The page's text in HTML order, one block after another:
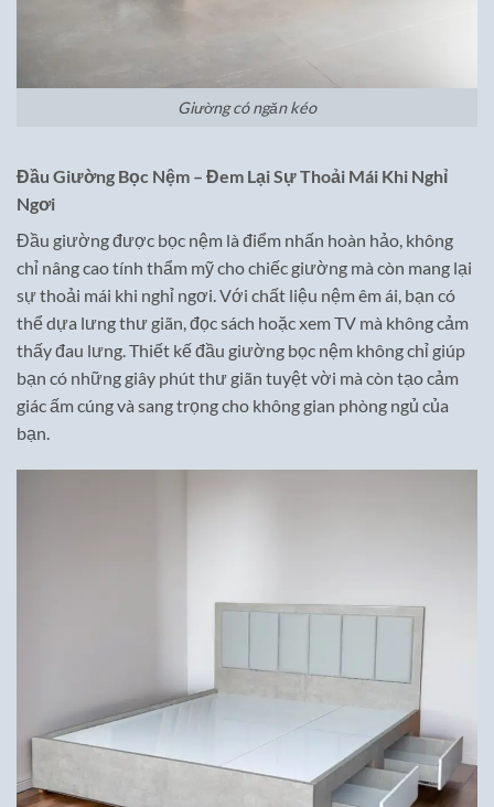
Giường có ngăn kéo
Đầu Giường Bọc Nệm – Đem Lại Sự Thoải Mái Khi Nghỉ
Ngơi
Đầu giường được bọc nệm là điểm nhấn hoàn hảo, không
chỉ nâng cao tính thẩm mỹ cho chiếc giường mà còn mang lại
sự thoải mái khi nghỉ ngơi. Với chất liệu nệm êm ái, bạn có
thể dựa lưng thư giãn, đọc sách hoặc xem TV mà không cảm
thấy đau lưng. Thiết kế đầu giường bọc nệm không chỉ giúp
bạn có những giây phút thư giãn tuyệt vời mà còn tạo cảm
giác ấm cúng và sang trọng cho không gian phòng ngủ của
bạn.